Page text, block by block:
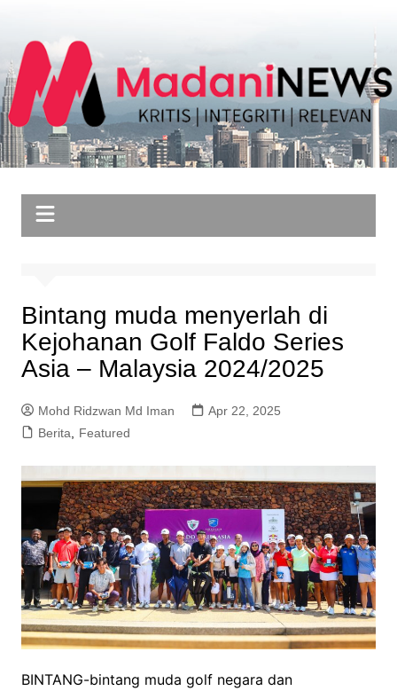
content
Bintang muda menyerlah di
Kejohanan Golf Faldo Series
Asia – Malaysia 2024/2025
Mohd Ridzwan Md Iman
Apr 22, 2025
Berita, Featured
BINTANG-bintang muda golf negara dan